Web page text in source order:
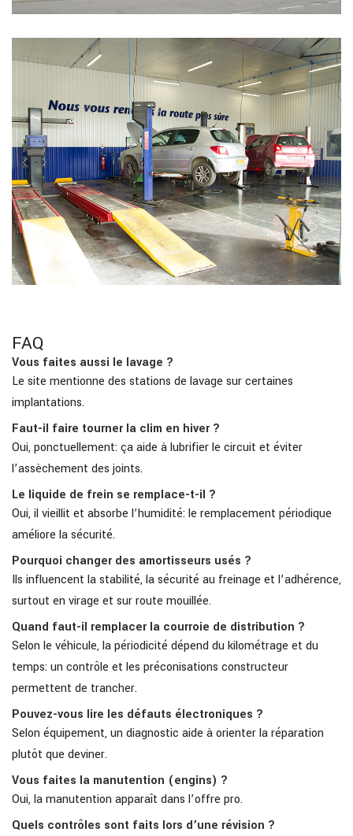
FAQ
Vous faites aussi le lavage ?
Le site mentionne des stations de lavage sur certaines
implantations.
Faut-il faire tourner la clim en hiver ?
Oui, ponctuellement: ça aide à lubrifier le circuit et éviter
l’assèchement des joints.
Le liquide de frein se remplace-t-il ?
Oui, il vieillit et absorbe l’humidité: le remplacement périodique
améliore la sécurité.
Pourquoi changer des amortisseurs usés ?
Ils influencent la stabilité, la sécurité au freinage et l’adhérence,
surtout en virage et sur route mouillée.
Quand faut-il remplacer la courroie de distribution ?
Selon le véhicule, la périodicité dépend du kilométrage et du
temps: un contrôle et les préconisations constructeur
permettent de trancher.
Pouvez-vous lire les défauts électroniques ?
Selon équipement, un diagnostic aide à orienter la réparation
plutôt que deviner.
Vous faites la manutention (engins) ?
Oui, la manutention apparaît dans l’offre pro.
Quels contrôles sont faits lors d’une révision ?